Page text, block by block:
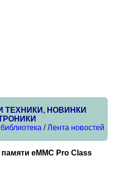
ТЕХНИКИ, НОВИНКИ
/Лента новостей
eMMC Pro Class